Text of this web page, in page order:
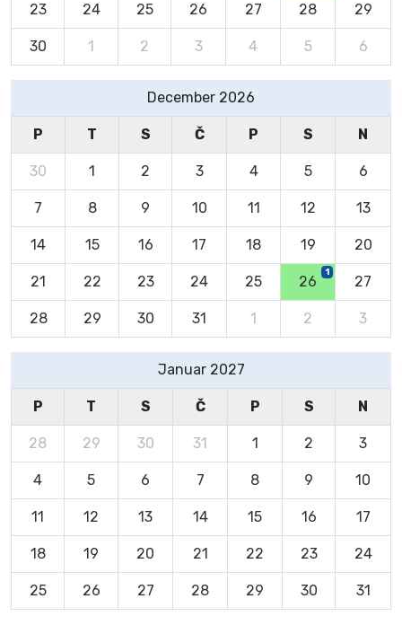
23 24 25 26 27 28 29
30 1 2 3 4 5 6
December 2026
P T S Č P S N
30 1 2 3 4 5 6
7 8 9 10 11 12 13
14 15 16 17 18 19 20
21 22 23 24 25 26
1
27
28 29 30 31 1 2 3
Januar 2027
P T S Č P S N
28 29 30 31 1 2 3
4 5 6 7 8 9 10
11 12 13 14 15 16 17
18 19 20 21 22 23 24
25 26 27 28 29 30 31